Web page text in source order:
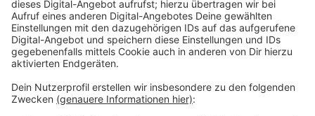
Anzeige
Weitere Infos und Links zum Thema:
Anzeige